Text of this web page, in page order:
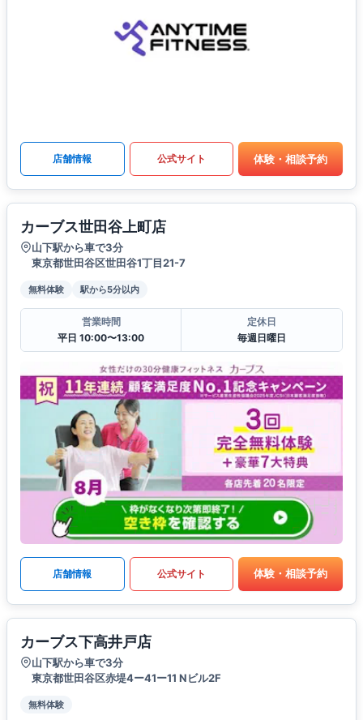
店舗情報 公式サイト 体験・相談予約
カーブス世田谷上町店
山下駅から車で3分
東京都世田谷区世田谷1丁目21-7
無料体験 駅から5分以内
営業時間
平日 10:00〜13:00
定休日
毎週日曜日
店舗情報 公式サイト 体験・相談予約
カーブス下高井戸店
山下駅から車で3分
東京都世田谷区赤堤4ー41ー11 Nビル2F
無料体験